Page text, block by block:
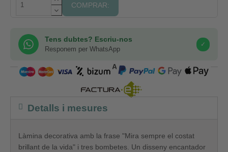
COMPRAR:
Tens dubtes? Escriu-nos
Responem per WhatsApp
✓
COMPRA SEGURA
Detalls i mesures
Làmina decorativa amb la frase "Mira sempre el costat
brillant de la vida" i tres bombetes. Un disseny encantador